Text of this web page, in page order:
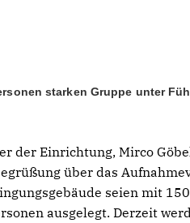
starken Gruppe unter
der Einrichtung, Mirco
über das
seien mit
ausgelegt. Derzeit